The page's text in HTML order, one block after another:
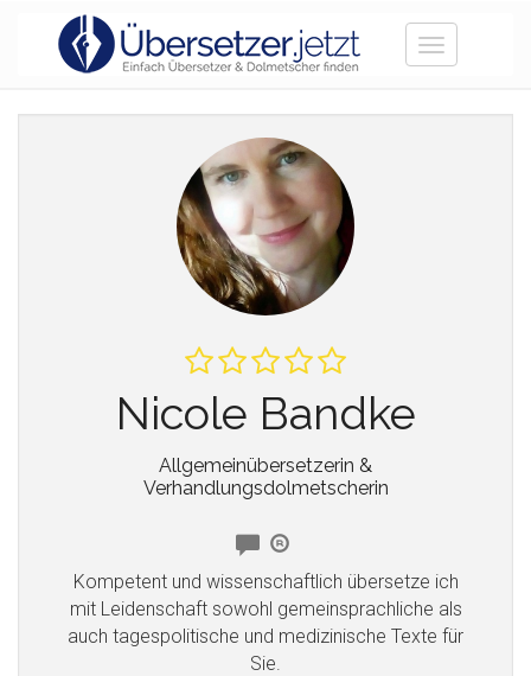
Toggle
Nicole Bandke
Allgemeinübersetzerin &
Verhandlungsdolmetscherin
Kompetent und wissenschaftlich übersetze ich
mit Leidenschaft sowohl gemeinsprachliche als
auch tagespolitische und medizinische Texte für
Sie.